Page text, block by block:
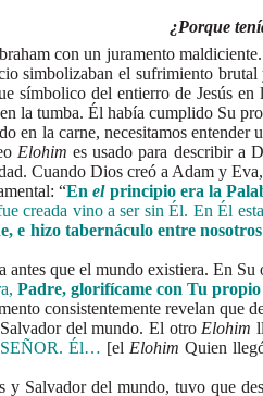
¿Porque
con un juramento maldiciente.
simbolizaban el sufrimiento
símbolico del entierro de Jesús
la tumba. Él había cumplido Su
carne, necesitamos entender
Elohim es usado para describir a
Cuando Dios creó a Adam y
“Enelprincipio era la
creada vino a ser sin Él. En Él
e hizo tabernáculo entre nosotros
que el mundo existiera. En Su
Padre, glorifícame con Tu
consistentemente revelan que
del mundo. El otro Elohim
SEÑOR. Él… [el ElohimQuien
Salvador del mundo, tuvo que